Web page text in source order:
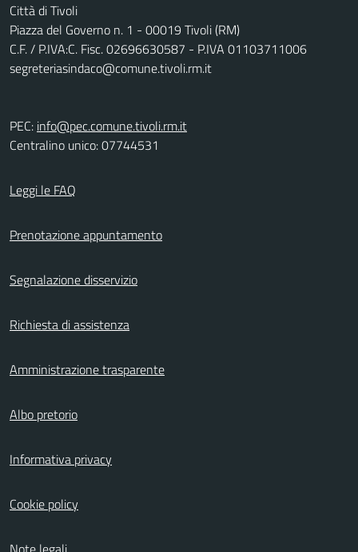
Città di Tivoli
Piazza del Governo n. 1 - 00019 Tivoli (RM)
C.F. / P.IVA:C. Fisc. 02696630587 - P.IVA 01103711006
segreteriasindaco@comune.tivoli.rm.it
PEC: info@pec.comune.tivoli.rm.it
Centralino unico: 07744531
Leggi le FAQ
Prenotazione appuntamento
Segnalazione disservizio
Richiesta di assistenza
Amministrazione trasparente
Albo pretorio
Informativa privacy
Cookie policy